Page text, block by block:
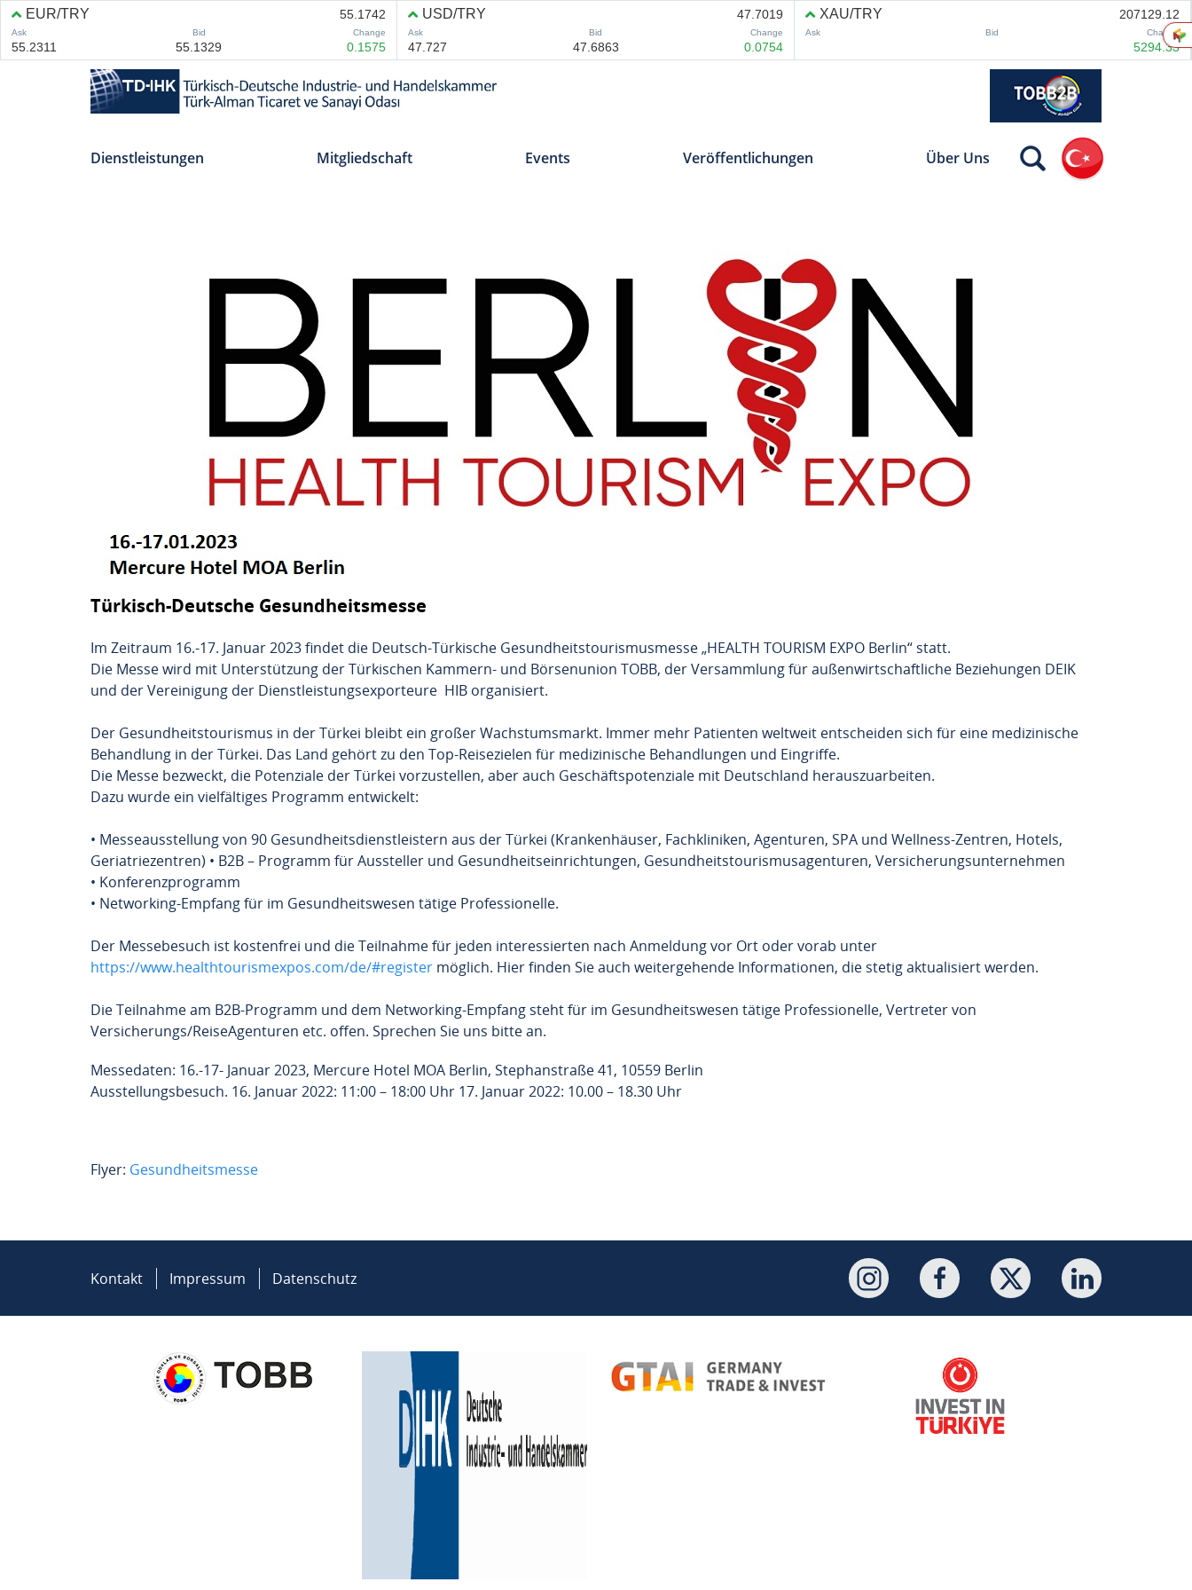
Dienstleistungen Mitgliedschaft Events Veröffentlichungen Über Uns
Türkisch-Deutsche Gesundheitsmesse
Im Zeitraum 16.-17. Januar 2023 findet die Deutsch-Türkische Gesundheitstourismusmesse „HEALTH TOURISM EXPO Berlin“ statt.
Die Messe wird mit Unterstützung der Türkischen Kammern- und Börsenunion TOBB, der Versammlung für außenwirtschaftliche Beziehungen DEIK
und der Vereinigung der Dienstleistungsexporteure HIB organisiert.
Der Gesundheitstourismus in der Türkei bleibt ein großer Wachstumsmarkt. Immer mehr Patienten weltweit entscheiden sich für eine medizinische
Behandlung in der Türkei. Das Land gehört zu den Top-Reisezielen für medizinische Behandlungen und Eingriffe.
Die Messe bezweckt, die Potenziale der Türkei vorzustellen, aber auch Geschäftspotenziale mit Deutschland herauszuarbeiten.
Dazu wurde ein vielfältiges Programm entwickelt:
• Messeausstellung von 90 Gesundheitsdienstleistern aus der Türkei (Krankenhäuser, Fachkliniken, Agenturen, SPA und Wellness-Zentren, Hotels,
Geriatriezentren) • B2B – Programm für Aussteller und Gesundheitseinrichtungen, Gesundheitstourismusagenturen, Versicherungsunternehmen
• Konferenzprogramm
• Networking-Empfang für im Gesundheitswesen tätige Professionelle.
Der Messebesuch ist kostenfrei und die Teilnahme für jeden interessierten nach Anmeldung vor Ort oder vorab unter
https://www.healthtourismexpos.com/de/#register möglich. Hier finden Sie auch weitergehende Informationen, die stetig aktualisiert werden.
Die Teilnahme am B2B-Programm und dem Networking-Empfang steht für im Gesundheitswesen tätige Professionelle, Vertreter von
Versicherungs/ReiseAgenturen etc. offen. Sprechen Sie uns bitte an.
Messedaten: 16.-17- Januar 2023, Mercure Hotel MOA Berlin, Stephanstraße 41, 10559 Berlin
Ausstellungsbesuch. 16. Januar 2022: 11:00 – 18:00 Uhr 17. Januar 2022: 10.00 – 18.30 Uhr
Flyer: Gesundheitsmesse
Kontakt Impressum Datenschutz